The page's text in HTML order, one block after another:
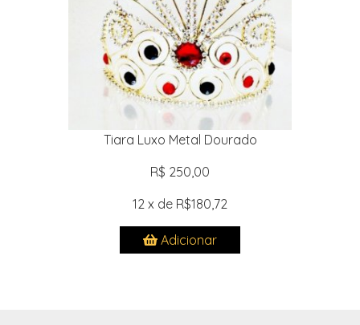
Tiara Luxo Metal Dourado
R$ 250,00
12 x de R$180,72
Adicionar